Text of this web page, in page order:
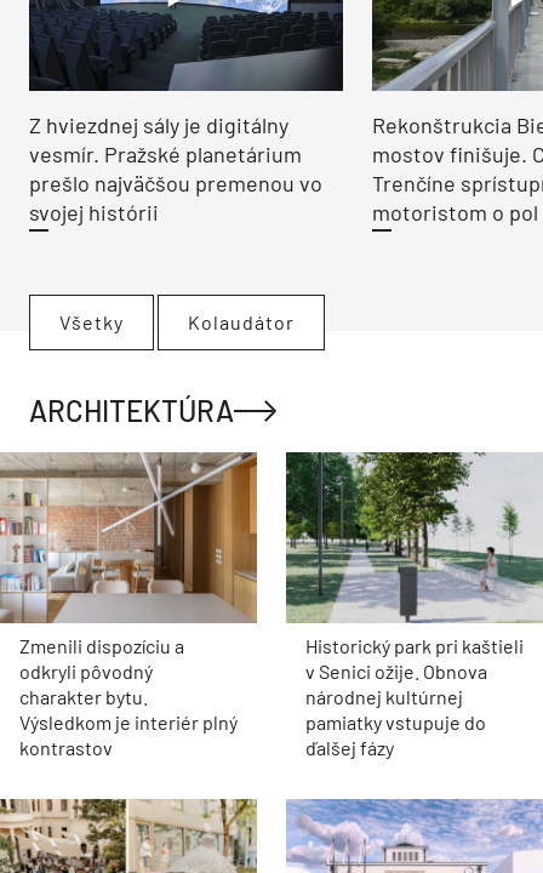
Z hviezdnej sály je digitálny
vesmír. Pražské planetárium
prešlo najväčšou premenou vo
svojej histórii
Rekonštrukcia
mostov finišuje.
Trenčíne
motoristom o pol
Všetky Kolaudátor
ARCHITEKTÚRA
Zmenili dispozíciu a
odkryli pôvodný
charakter bytu.
Výsledkom je interiér plný
kontrastov
Historický park pri kaštieli
v Senici ožije. Obnova
národnej kultúrnej
pamiatky vstupuje do
ďalšej fázy